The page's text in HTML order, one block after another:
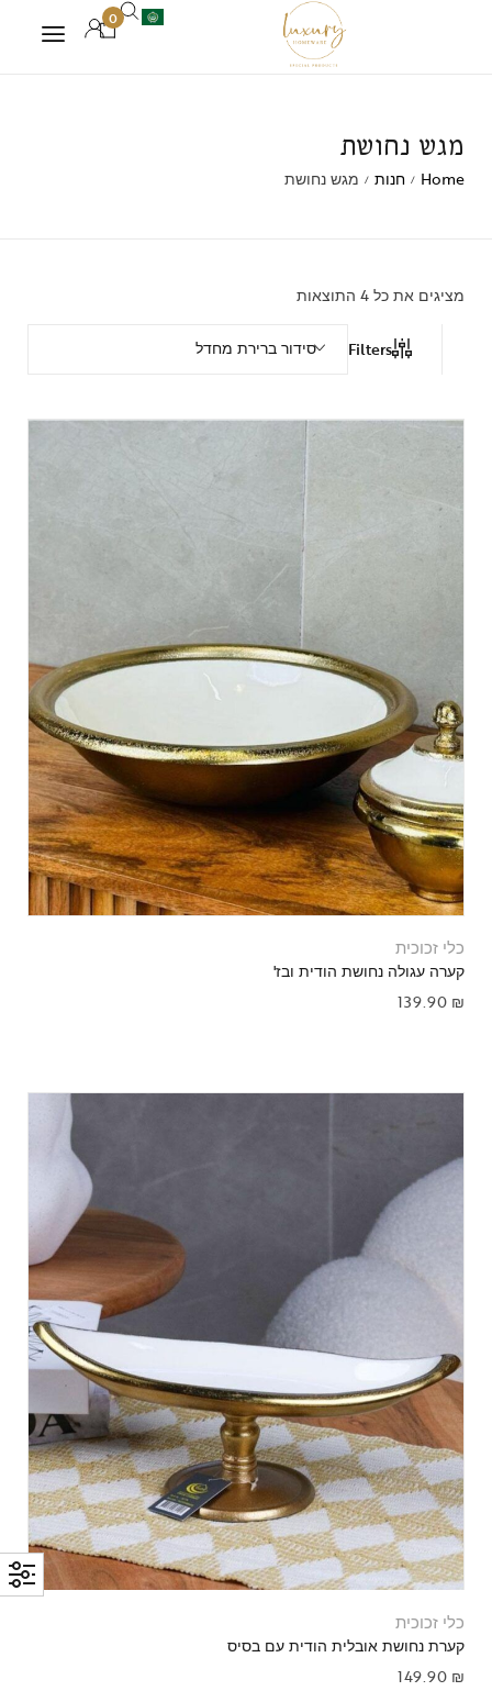
0
מגש נחושת
Home
/ חנות / מגש נחושת
מציגים את כל ⁦4⁩ התוצאות
Filters סידור ברירת מחדל
כלי זכוכית
קערה עגולה נחושת הודית ובז'
139.90 ₪
כלי זכוכית
קערת נחושת אובלית הודית עם בסיס
149.90 ₪